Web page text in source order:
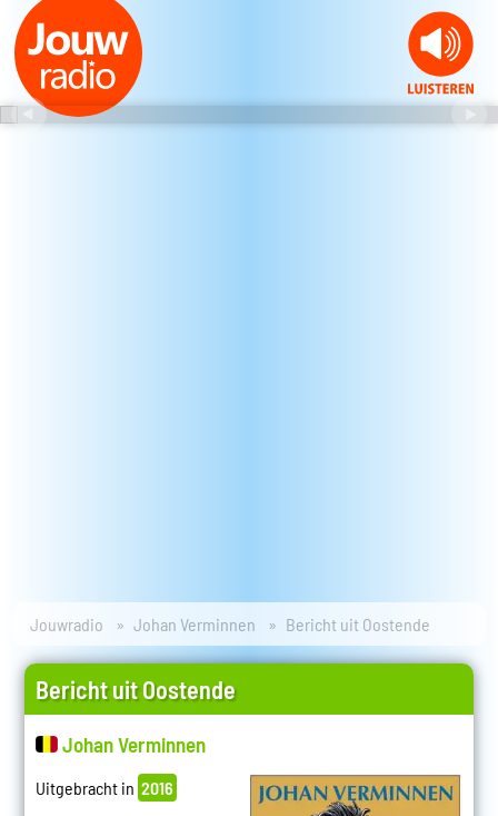
Jouwradio Johan Verminnen Bericht uit Oostende
Bericht uit Oostende
Johan Verminnen
Uitgebracht in 2016